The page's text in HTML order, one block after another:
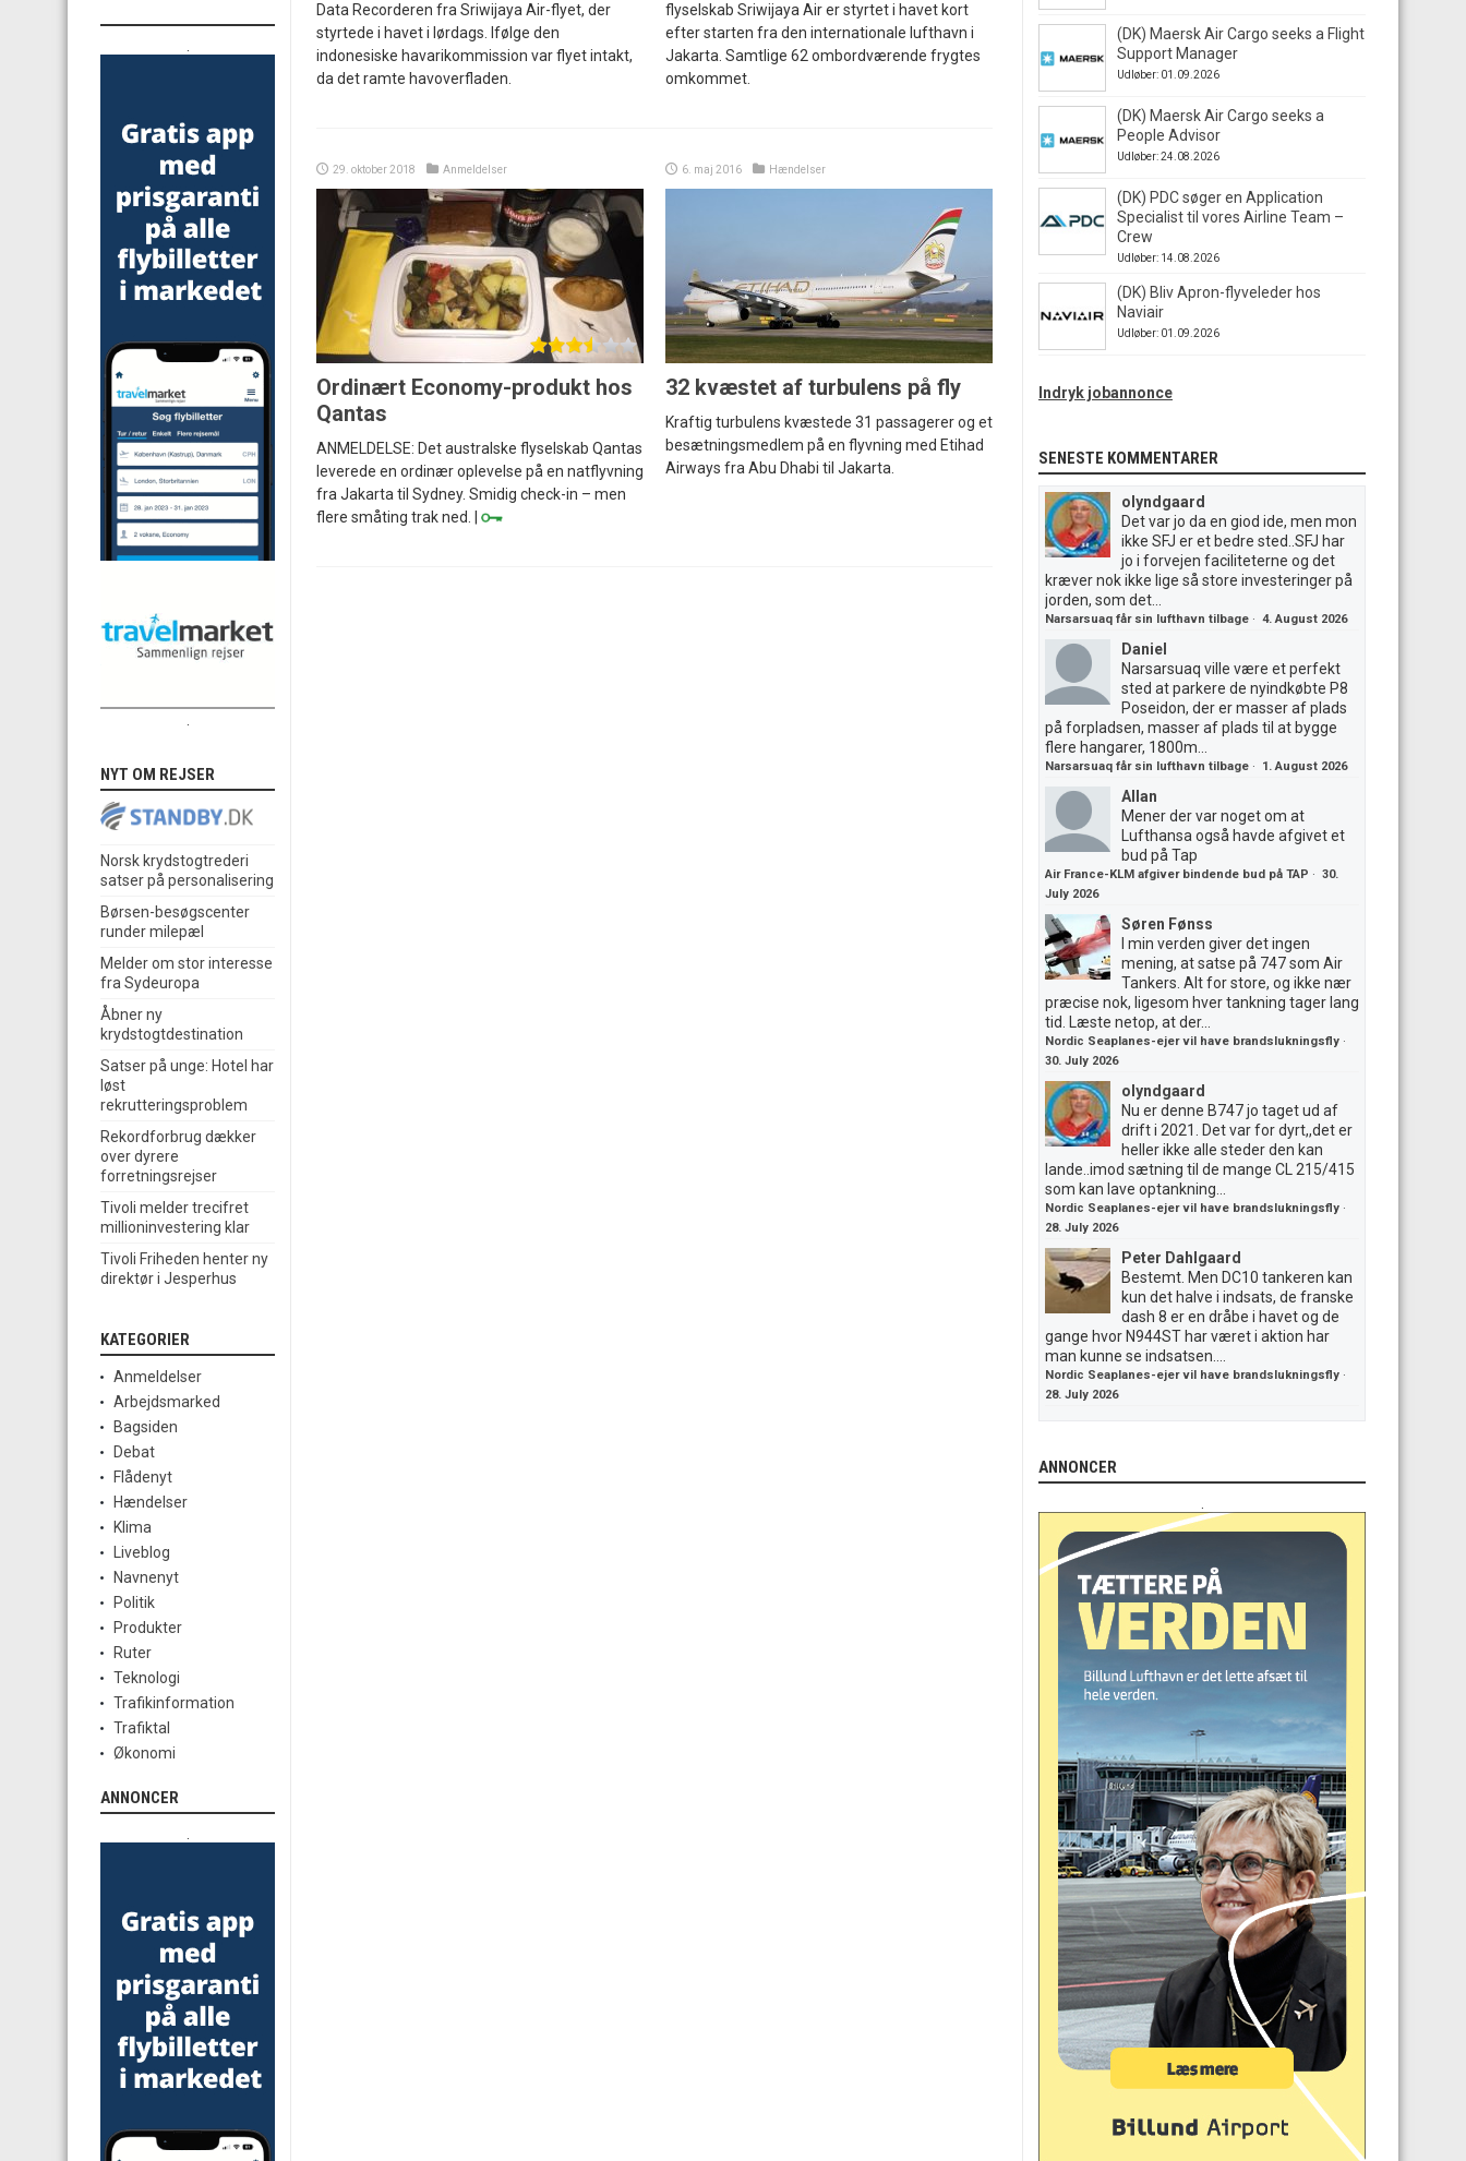
Data Recorderen fra Sriwijaya Air-flyet, der
styrtede i havet i lørdags. Ifølge den
indonesiske havarikommission var flyet intakt,
da det ramte havoverfladen.
flyselskab Sriwijaya Air er styrtet i havet kort
efter starten fra den internationale lufthavn i
Jakarta. Samtlige 62 ombordværende frygtes
omkommet.
29. oktober 2018 Anmeldelser
Ordinært Economy-produkt hos
Qantas
ANMELDELSE: Det australske flyselskab Qantas
leverede en ordinær oplevelse på en natflyvning
fra Jakarta til Sydney. Smidig check-in – men
flere småting trak ned. |
6. maj 2016 Hændelser
32 kvæstet af turbulens på fly
Kraftig turbulens kvæstede 31 passagerer og et
besætningsmedlem på en flyvning med Etihad
Airways fra Abu Dhabi til Jakarta.
NYT OM REJSER
Norsk krydstogtrederi
satser på personalisering
Børsen-besøgscenter
runder milepæl
Melder om stor interesse
fra Sydeuropa
Åbner ny
krydstogtdestination
Satser på unge: Hotel har
løst
rekrutteringsproblem
Rekordforbrug dækker
over dyrere
forretningsrejser
Tivoli melder trecifret
millioninvestering klar
Tivoli Friheden henter ny
direktør i Jesperhus
KATEGORIER
Anmeldelser
Arbejdsmarked
Bagsiden
Debat
Flådenyt
Hændelser
Klima
Liveblog
Navnenyt
Politik
Produkter
Ruter
Teknologi
Trafikinformation
Trafiktal
Økonomi
ANNONCER
(DK) Maersk Air Cargo seeks a Flight
Support Manager
Udløber: 01.09.2026
(DK) Maersk Air Cargo seeks a
People Advisor
Udløber: 24.08.2026
(DK) PDC søger en Application
Specialist til vores Airline Team –
Crew
Udløber: 14.08.2026
(DK) Bliv Apron-flyveleder hos
Naviair
Udløber: 01.09.2026
Indryk jobannonce
SENESTE KOMMENTARER
olyndgaard
Det var jo da en giod ide, men mon
ikke SFJ er et bedre sted..SFJ har
jo i forvejen faciliteterne og det
kræver nok ikke lige så store investeringer på
jorden, som det...
Narsarsuaq får sin lufthavn tilbage · 4. August 2026
Daniel
Narsarsuaq ville være et perfekt
sted at parkere de nyindkøbte P8
Poseidon, der er masser af plads
på forpladsen, masser af plads til at bygge
flere hangarer, 1800m...
Narsarsuaq får sin lufthavn tilbage · 1. August 2026
Allan
Mener der var noget om at
Lufthansa også havde afgivet et
bud på Tap
Air France-KLM afgiver bindende bud på TAP · 30.
July 2026
Søren Fønss
I min verden giver det ingen
mening, at satse på 747 som Air
Tankers. Alt for store, og ikke nær
præcise nok, ligesom hver tankning tager lang
tid. Læste netop, at der...
Nordic Seaplanes-ejer vil have brandslukningsfly ·
30. July 2026
olyndgaard
Nu er denne B747 jo taget ud af
drift i 2021. Det var for dyrt,,det er
heller ikke alle steder den kan
lande..imod sætning til de mange CL 215/415
som kan lave optankning...
Nordic Seaplanes-ejer vil have brandslukningsfly ·
28. July 2026
Peter Dahlgaard
Bestemt. Men DC10 tankeren kan
kun det halve i indsats, de franske
dash 8 er en dråbe i havet og de
gange hvor N944ST har været i aktion har
man kunne se indsatsen....
Nordic Seaplanes-ejer vil have brandslukningsfly ·
28. July 2026
ANNONCER